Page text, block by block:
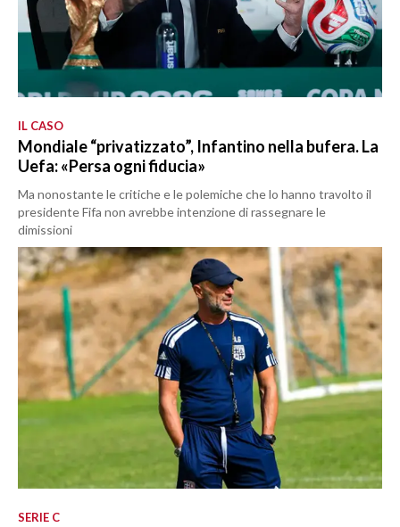
IL CASO
Mondiale “privatizzato”, Infantino nella bufera. La
Uefa: «Persa ogni fiducia»
Ma nonostante le critiche e le polemiche che lo hanno travolto il
presidente Fifa non avrebbe intenzione di rassegnare le
dimissioni
SERIE C